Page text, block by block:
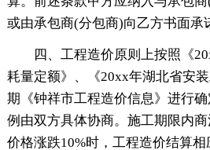
或由承包商(分包商)向乙方书面承
四、工程造价原则上按照《
耗量定额》、《20xx年湖北省安
期《钟祥市工程造价信息》进行
例由双方具体协商。施工期限内
价格涨跌10%时，工程造价结算相